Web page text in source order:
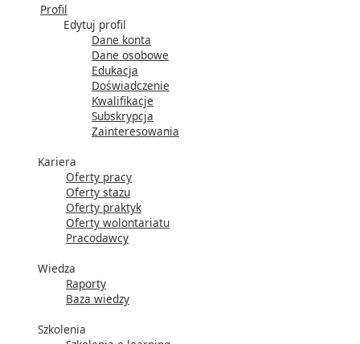
Profil
Edytuj profil
Dane konta
Dane osobowe
Edukacja
Doświadczenie
Kwalifikacje
Subskrypcja
Zainteresowania
Kariera
Oferty pracy
Oferty stażu
Oferty praktyk
Oferty wolontariatu
Pracodawcy
Wiedza
Raporty
Baza wiedzy
Szkolenia